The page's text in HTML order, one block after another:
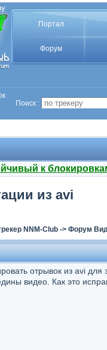
Портал
Форум
Поиск :
к
из avi
NNM-Club -> Форум
отрывок из avi
видео. Как это